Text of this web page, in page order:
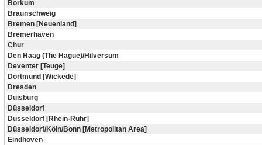
Borkum
Braunschweig
Bremen [Neuenland]
Bremerhaven
Chur
Den Haag (The Hague)/Hilversum
Deventer [Teuge]
Dortmund [Wickede]
Dresden
Duisburg
Düsseldorf
Düsseldorf [Rhein-Ruhr]
Düsseldorf/Köln/Bonn [Metropolitan Area]
Eindhoven